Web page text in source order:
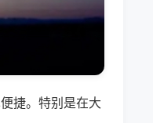
捷。特别是在大